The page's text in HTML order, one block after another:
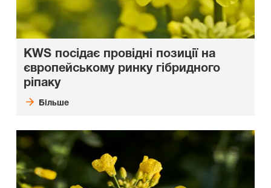
KWS посідає провідні позиції на
європейському ринку гібридного
ріпаку
Більше